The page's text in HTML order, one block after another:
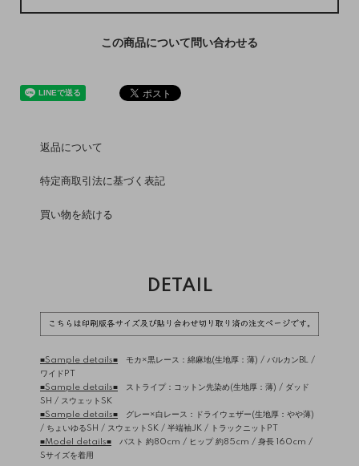
この商品について問い合わせる
返品について
特定商取引法に基づく表記
買い物を続ける
DETAIL
■Sample details■ モカ×黒レース：綿麻地(生地厚：薄) / バルカンBL /
ワイドPT
■Sample details■ ストライプ：コットン先染め(生地厚：薄) / ダッド
SH / スウェットSK
■Sample details■ グレー×白レース：ドライウェザー(生地厚：やや薄)
/ ちょいゆるSH / スウェットSK / 半端袖JK / トラックニットPT
■Model details■ バスト 約80cm / ヒップ 約85cm / 身長 160cm /
Sサイズを着用